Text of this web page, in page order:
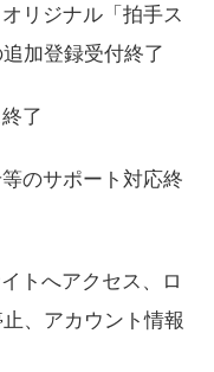
リジナル「拍手ス
加登録受付終了
了
のサポート対応終
トへアクセス、ロ
、アカウント情報